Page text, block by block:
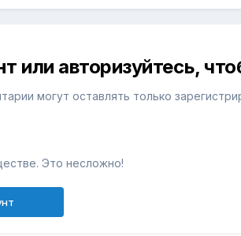
или авторизуйтесь,
могут оставлять только
Это несложно!